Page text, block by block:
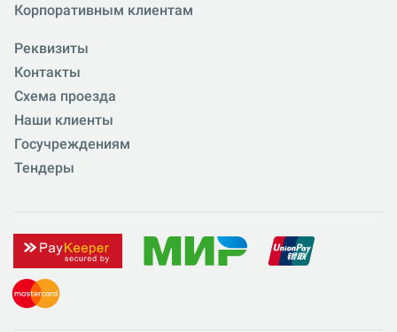
Корпоративным клиентам
Реквизиты
Контакты
Схема проезда
Наши клиенты
Госучреждениям
Тендеры